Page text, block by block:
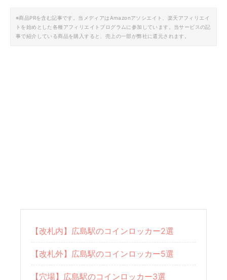
※商品PRを含む記事です。当メディアはAmazonアソシエイト、楽天アフィリエイ
トを始めとした各種アフィリエイトプログラムに参加しています。当サービスの記
事で紹介している商品を購入すると、売上の一部が弊社に還元されます。
【改札内】広島駅のコインロッカー2選
【改札外】広島駅のコインロッカー5選
【穴場】広島駅のコインロッカー3選